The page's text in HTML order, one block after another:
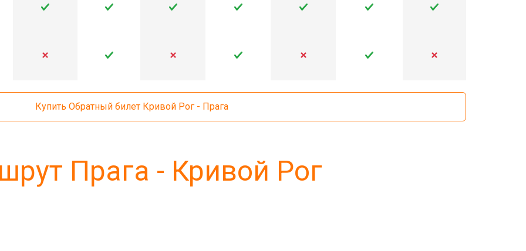
Купить Обратный билет Кривой Рог - Прага
Прага - Кривой Рог